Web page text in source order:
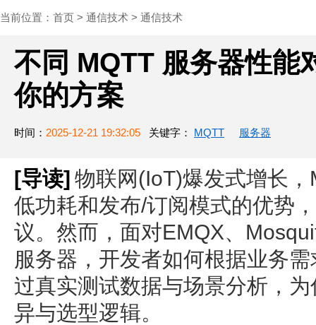
当前位置： 首页 > 通信技术 > 通信技术
不同 MQTT 服务器性能
你的方案
时间： 2025-12-21 19:32:05 关键字： MQTT 服务器
[导读] 物联网(IoT)爆发式增长
低功耗和发布/订阅模式的优势
议。然而，面对EMQX、
服务器，开发者如何根据业务
过真实测试数据与场景分析，
异与选型逻辑。